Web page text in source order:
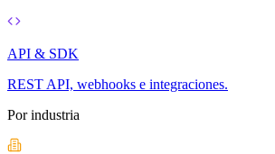
API & SDK
REST API, webhooks e integraciones.
Por industria